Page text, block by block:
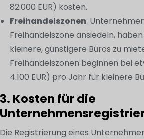
82.000 EUR) kosten.
Freihandelszonen:
Freihandelszone ansiedeln,
kleinere, günstigere Büros zu
Freihandelszonen beginnen bei
4.100 EUR) pro Jahr für kleinere
3. Kosten für die
Die Registrierung eines